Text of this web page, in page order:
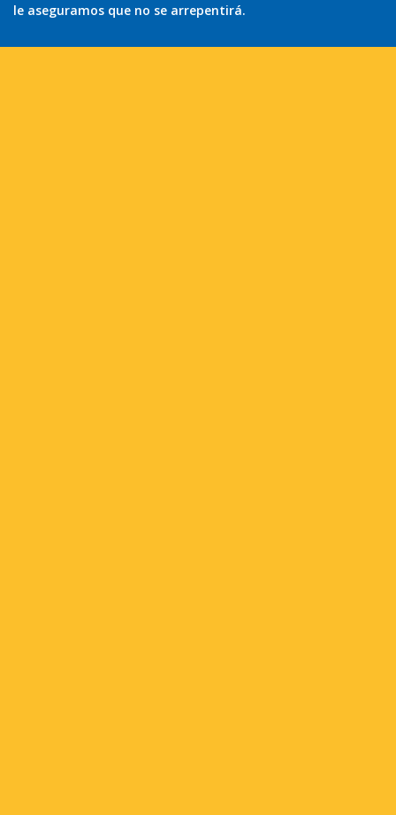
le aseguramos que no se arrepentirá.